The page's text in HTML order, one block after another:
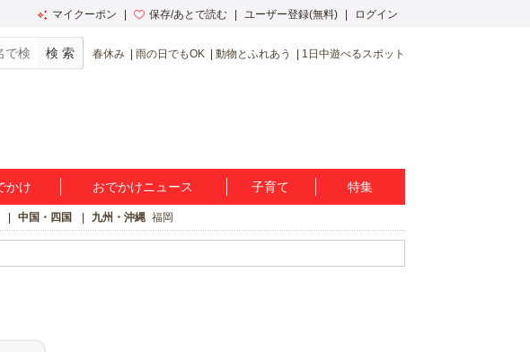
マイクーポン 保存/あとで読む ユーザー登録(無料) ログイン
春休み 雨の日でもOK 動物とふれあう 1日中遊べるスポット
かけ おでかけニュース 子育て 特集
中国・四国 九州・沖縄 福岡